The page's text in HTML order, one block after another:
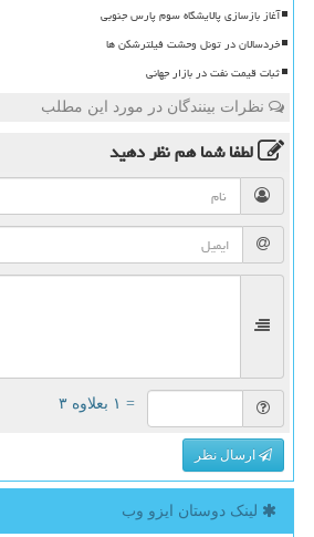
آغاز بازسازی پالایشگاه سوم پارس جنوبی
خردسالان در تونل وحشت فیلترشکن ها
ثبات قیمت نفت در بازار جهانی
نظرات بینندگان در مورد این مطلب
لطفا شما همنظر دهید
= ۱ بعلاوه ۳
ارسال نظر
لینک دوستان ایزو وب